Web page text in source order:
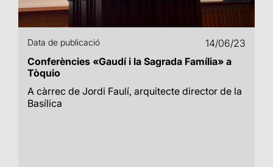
Data de publicació
14/06/23
Conferències «Gaudí i la Sagrada Família» a
Tòquio
A càrrec de Jordi Faulí, arquitecte director de la
Basílica